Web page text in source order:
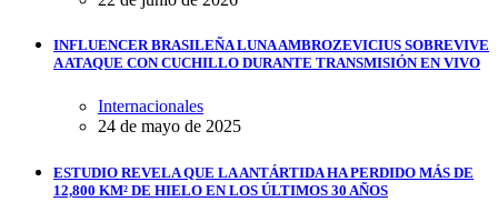
INFLUENCER BRASILEÑA LUNA AMBROZEVICIUS SOBREVIVE
A ATAQUE CON CUCHILLO DURANTE TRANSMISIÓN EN VIVO
Internacionales
24 de mayo de 2025
ESTUDIO REVELA QUE LA ANTÁRTIDA HA PERDIDO MÁS DE
12,800 KM² DE HIELO EN LOS ÚLTIMOS 30 AÑOS